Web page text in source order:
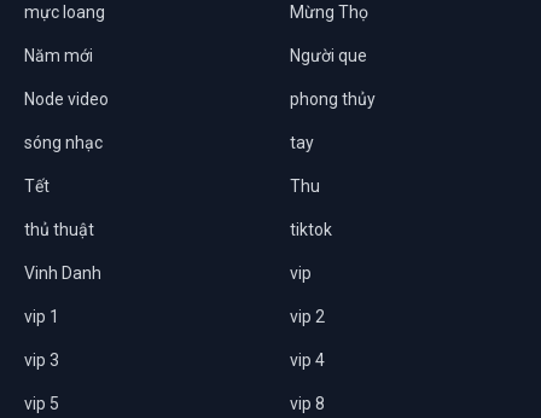
mực loang Mừng Thọ
Năm mới Người que
Node video phong thủy
sóng nhạc tay
Tết Thu
thủ thuật tiktok
Vinh Danh vip
vip 1 vip 2
vip 3 vip 4
vip 5 vip 8